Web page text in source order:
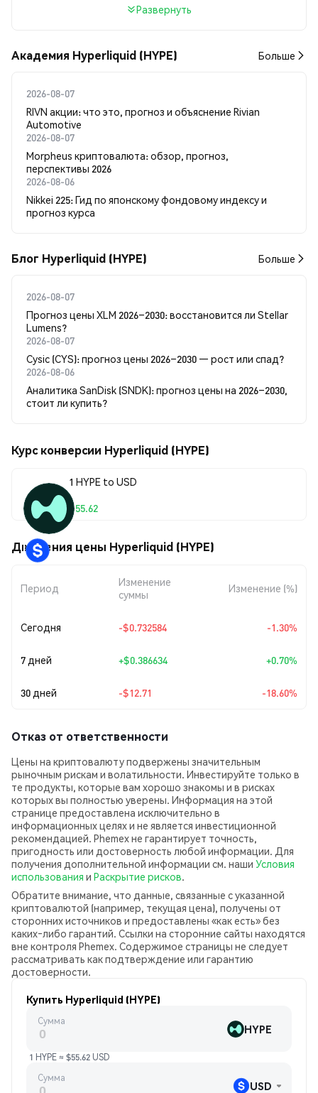
Развернуть
Академия Hyperliquid (HYPE) Больше
2026-08-07
RIVN акции: что это, прогноз и объяснение Rivian
Automotive
2026-08-07
Morpheus криптовалюта: обзор, прогноз,
перспективы 2026
2026-08-06
Nikkei 225: Гид по японскому фондовому индексу и
прогноз курса
Блог Hyperliquid (HYPE) Больше
2026-08-07
Прогноз цены XLM 2026–2030: восстановится ли Stellar
Lumens?
2026-08-07
Cysic (CYS): прогноз цены 2026–2030 — рост или спад?
2026-08-06
Аналитика SanDisk (SNDK): прогноз цены на 2026–2030,
стоит ли купить?
Курс конверсии Hyperliquid (HYPE)
1 HYPE to USD
$55.62
Движения цены Hyperliquid (HYPE)
Период
Изменение
суммы
Изменение (%)
Сегодня -$0.732584 -1.30%
7 дней +$0.386634 +0.70%
30 дней -$12.71 -18.60%
Отказ от ответственности
Цены на криптовалюту подвержены значительным
рыночным рискам и волатильности. Инвестируйте только в
те продукты, которые вам хорошо знакомы и в рисках
которых вы полностью уверены. Информация на этой
странице предоставлена исключительно в
информационных целях и не является инвестиционной
рекомендацией. Phemex не гарантирует точность,
пригодность или достоверность любой информации. Для
получения дополнительной информации см. наши Условия
использования и Раскрытие рисков.
Обратите внимание, что данные, связанные с указанной
криптовалютой (например, текущая цена), получены от
сторонних источников и предоставлены «как есть» без
каких‑либо гарантий. Ссылки на сторонние сайты находятся
вне контроля Phemex. Содержимое страницы не следует
рассматривать как подтверждение или гарантию
достоверности.
Купить Hyperliquid (HYPE)
Сумма
HYPE
1 HYPE ≈ $55.62 USD
Сумма
USD